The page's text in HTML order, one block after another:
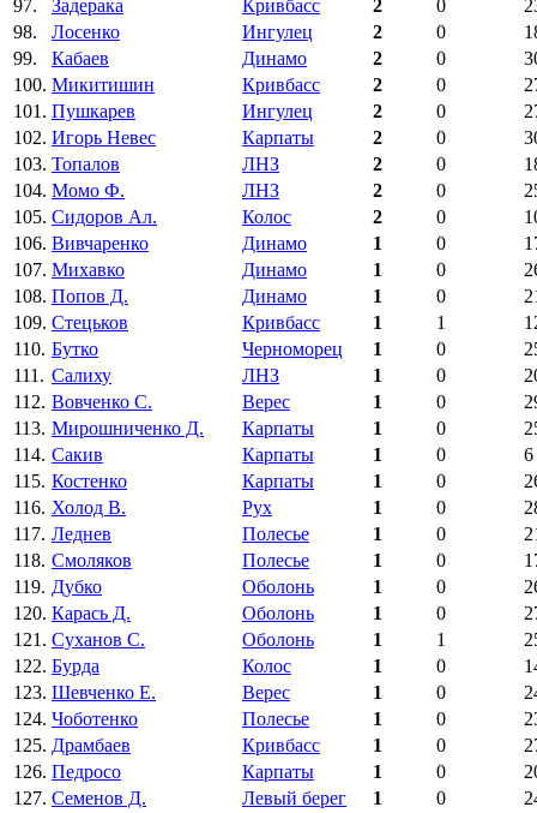
97.
Задерака Кривбасс 2 0
98.
Лосенко Ингулец 2 0
99.
Кабаев Динамо 2 0
100. Микитишин Кривбасс 2 0
101. Пушкарев Ингулец 2 0
102. Игорь Невес Карпаты 2 0
103. Топалов ЛНЗ 2 0
104. Момо Ф. ЛНЗ 2 0
105. Сидоров Ал. Колос 2 0
106. Вивчаренко Динамо 1 0
107. Михавко Динамо 1 0
108. Попов Д. Динамо 1 0
109. Стецьков Кривбасс 1 1
110. Бутко Черноморец 1 0
111. Салиху ЛНЗ 1 0
112. Вовченко С. Верес 1 0
113. Мирошниченко Д. Карпаты 1 0
114. Сакив Карпаты 1 0
6
115. Костенко Карпаты 1 0
116. Холод В. Рух 1 0
117. Леднев Полесье 1 0
118. Смоляков Полесье 1 0
119. Дубко Оболонь 1 0
120. Карась Д. Оболонь 1 0
121. Суханов С. Оболонь 1 1
122. Бурда Колос 1 0
123. Шевченко Е. Верес 1 0
124. Чоботенко Полесье 1 0
125. Драмбаев Кривбасс 1 0
126. Педросо Карпаты 1 0
127. Семенов Д. Левый берег 1 0